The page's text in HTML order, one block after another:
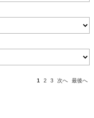
1 2 3 次へ 最後へ